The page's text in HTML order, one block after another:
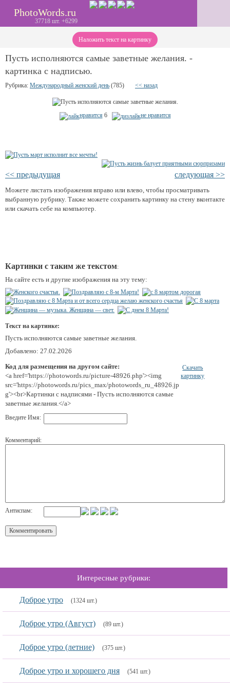
PhotoWords.ru
37718 шт. +6299
Наложить текст на картинку
Пусть исполняются самые заветные желания. -
картинка с надписью.
Рубрика: Международный женский день (785) << назад
нравится 6 не нравится
<< предыдущая следующая >>
Можете листать изображения вправо или влево, чтобы просматривать
выбранную рубрику. Также можете сохранить картинку на стену вконтакте
или скачать себе на компьютер.
Картинки с таким же текстом:
На сайте есть и другие изображения на эту тему:
Текст на картинке:
Пусть исполняются самые заветные желания.
Добавлено: 27.02.2026
Код для размещения на другом сайте:
<a href='https://photowords.ru/picture-48926.php'><img
src='https://photowords.ru/pics_max/photowords_ru_48926.jp
g'><br>Картинки с надписями - Пусть исполняются самые
заветные желания.</a>
Скачать
картинку
Введите Имя:
Комментарий:
Антиспам:
Интересные рубрики:
Доброе утро (1324 шт.)
Доброе утро (Август) (89 шт.)
Доброе утро (летние) (375 шт.)
Доброе утро и хорошего дня (541 шт.)